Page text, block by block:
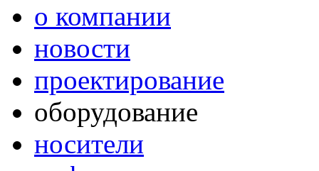
о компании
новости
проектирование
оборудование
носители